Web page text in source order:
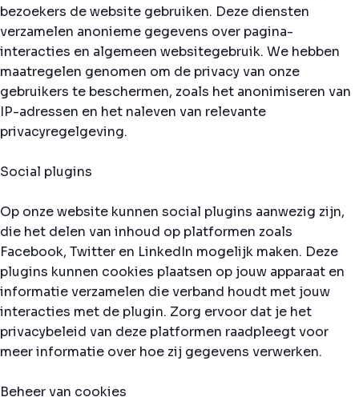
bezoekers de website gebruiken. Deze diensten
verzamelen anonieme gegevens over pagina-
interacties en algemeen websitegebruik. We hebben
maatregelen genomen om de privacy van onze
gebruikers te beschermen, zoals het anonimiseren van
IP-adressen en het naleven van relevante
privacyregelgeving.
Social plugins
Op onze website kunnen social plugins aanwezig zijn,
die het delen van inhoud op platformen zoals
Facebook, Twitter en LinkedIn mogelijk maken. Deze
plugins kunnen cookies plaatsen op jouw apparaat en
informatie verzamelen die verband houdt met jouw
interacties met de plugin. Zorg ervoor dat je het
privacybeleid van deze platformen raadpleegt voor
meer informatie over hoe zij gegevens verwerken.
Beheer van cookies